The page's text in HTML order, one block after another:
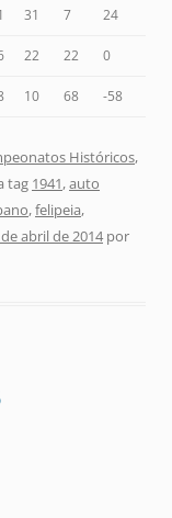
31 7 24
22 22 0
10 68 -58
Históricos,
tag 1941,auto
,felipeia,
abril de 2014por